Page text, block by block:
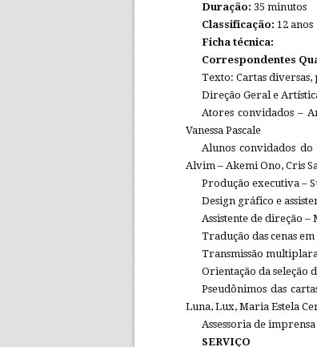
Duração: 35 minutos
Classificação: 12 anos
Ficha técnica:
Correspondentes
Texto: Cartas
Direção Geral e
Atores convidados –
Vanessa Pascale
Alunos convidados
Alvim – Akemi Ono, Cris
Produção executiva –
Design gráfico e
Assistente de direção
Tradução das cenas
Transmissão
Orientação da seleção
Pseudônimos das
Luna, Lux, Maria Estela
Assessoria de
SERVIÇO